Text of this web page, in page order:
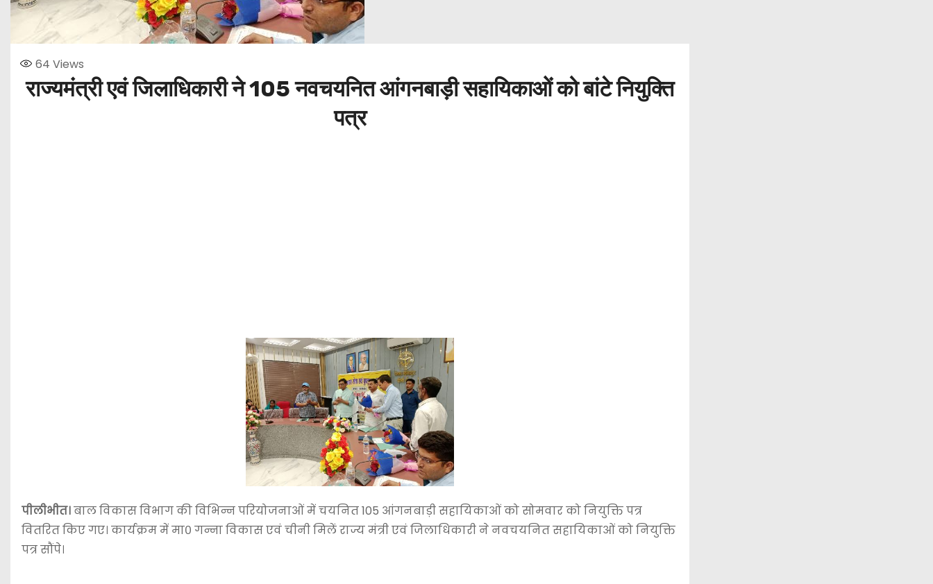
64 Views
राज्यमंत्री एवं जिलाधिकारी ने 105 नवचयनित आंगनबाड़ी सहायिकाओं को बांटे नियुक्ति
पत्र
पीलीभीत।बाल विकास विभाग की विभिन्न परियोजनाओं में चयनित 105 आंगनबाड़ी सहायिकाओं को सोमवार को नियुक्ति पत्र
वितरित किए गए। कार्यक्रम में मा० गन्ना विकास एवं चीनी मिलें राज्य मंत्री एवं जिलाधिकारी ने नवचयनित सहायिकाओं को नियुक्ति
पत्र सौंपे।